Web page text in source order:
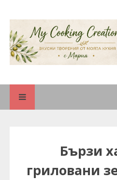
Бързи
гриловани